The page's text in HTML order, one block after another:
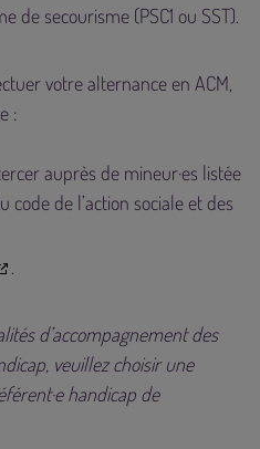
de secourisme (PSC1 ou SST).
votre alternance en ACM,
:
auprès de mineur·es listée
code de l’action sociale et des
.
d’accompagnement des
veuillez choisir une
handicap de